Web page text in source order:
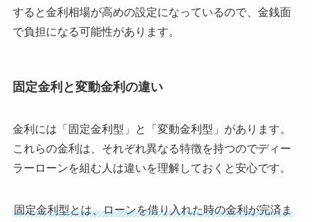
すると金利相場が高めの設定になっているので、金銭面
で負担になる可能性があります。
固定金利と変動金利の違い
金利には「固定金利型」と「変動金利型」があります。
これらの金利は、それぞれ異なる特徴を持つのでディー
ラーローンを組む人は違いを理解しておくと安心です。
固定金利型とは、ローンを借り入れた時の金利が完済ま